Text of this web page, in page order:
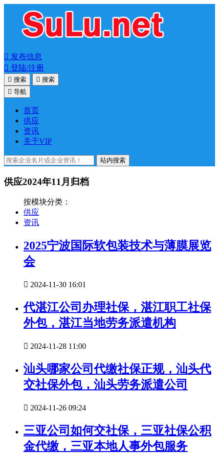
 发布信息
 登陆/注册
 搜索  搜索
 导航
首页
供应
资讯
关于VIP
站内搜索
供应2024年11月归档
按模块分类：
供应
资讯
2025宁波国际软包装技术与薄膜展览
会
 2024-11-30 16:01
代湛江公司办理社保，湛江职工社保
外包，湛江当地劳务派遣机构
 2024-11-28 11:00
汕头哪家公司代缴社保正规，汕头代
交社保外包，汕头劳务派遣公司
 2024-11-26 09:24
三亚公司如何交社保，三亚社保公积
金代缴，三亚本地人事外包服务